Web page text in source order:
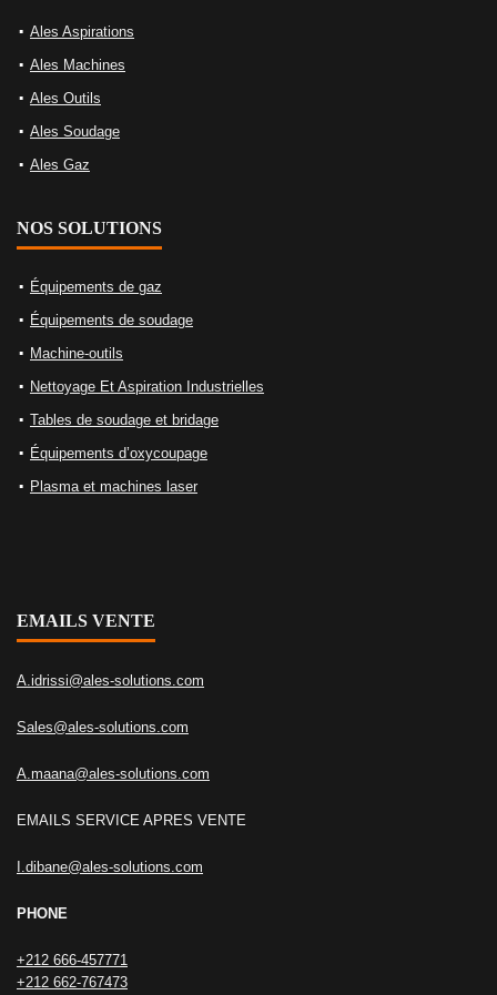
Ales Aspirations
Ales Machines
Ales Outils
Ales Soudage
Ales Gaz
NOS SOLUTIONS
Équipements de gaz
Équipements de soudage
Machine-outils
Nettoyage Et Aspiration Industrielles
Tables de soudage et bridage
Équipements d’oxycoupage
Plasma et machines laser
EMAILS VENTE
A.idrissi@ales-solutions.com
Sales@ales-solutions.com
A.maana@ales-solutions.com
EMAILS SERVICE APRES VENTE
I.dibane@ales-solutions.com
PHONE
+212 666-457771
+212 662-767473